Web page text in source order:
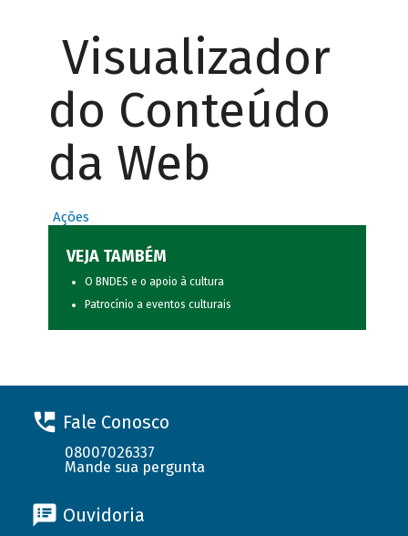
Visualizador
do Conteúdo
da Web
Ações
VEJA TAMBÉM
O BNDES e o apoio à cultura
Patrocínio a eventos culturais
Fale Conosco
08007026337
Mande sua pergunta
Ouvidoria